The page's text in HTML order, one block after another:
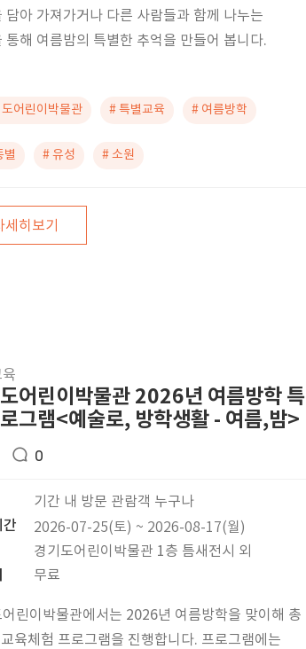
담아 가져가거나 다른 사람들과 함께 나누는
통해 여름밤의 특별한 추억을 만들어 봅니다.
어린이박물관 # 특별교육 # 여름방학
별 # 유성 # 소원
세히보기
어린이박물관 2026년 여름방학 특
그램<예술로, 방학생활 - 여름,밤>
0
기간 내 방문 관람객 누구나
간
2026-07-25(토) ~ 2026-08-17(월)
경기도어린이박물관 1층 틈새전시 외
무료
어린이박물관에서는 2026년 여름방학을 맞이해 총
육체험 프로그램을 진행합니다. 프로그램에는